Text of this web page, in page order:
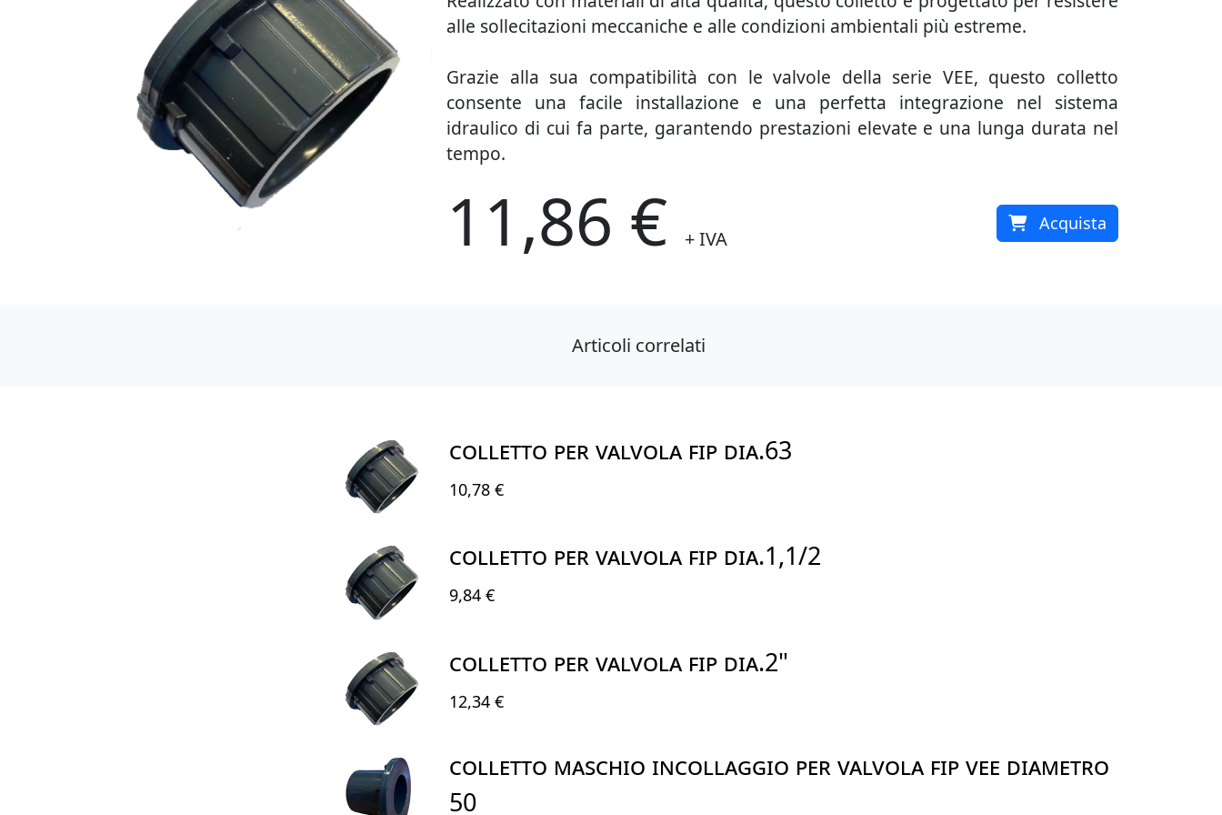
alle sollecitazioni meccaniche e alle condizioni ambientali più estreme.
Grazie alla sua compatibilità con le valvole della serie VEE, questo colletto
consente una facile installazione e una perfetta integrazione nel sistema
idraulico di cui fa parte, garantendo prestazioni elevate e una lunga durata nel
tempo.
11,86 € + IVA
Acquista
Articoli correlati
COLLETTO PER VALVOLA FIP DIA.63
10,78 €
COLLETTO PER VALVOLA FIP DIA.1,1/2
9,84 €
COLLETTO PER VALVOLA FIP DIA.2"
12,34 €
COLLETTO MASCHIO INCOLLAGGIO PER VALVOLA FIP VEE DIAMETRO
50